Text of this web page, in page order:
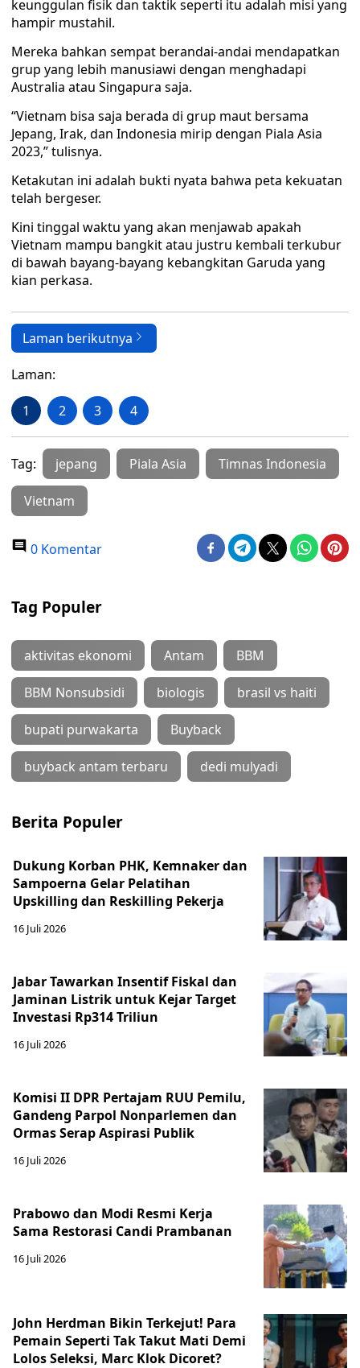
keunggulan fisik dan taktik seperti itu adalah misi yang
hampir mustahil.
Mereka bahkan sempat berandai-andai mendapatkan
grup yang lebih manusiawi dengan menghadapi
Australia atau Singapura saja.
“Vietnam bisa saja berada di grup maut bersama
Jepang, Irak, dan Indonesia mirip dengan Piala Asia
2023,” tulisnya.
Ketakutan ini adalah bukti nyata bahwa peta kekuatan
telah bergeser.
Kini tinggal waktu yang akan menjawab apakah
Vietnam mampu bangkit atau justru kembali terkubur
di bawah bayang-bayang kebangkitan Garuda yang
kian perkasa.
Laman berikutnya
Laman:
1 2 3 4
Tag: jepang Piala Asia Timnas Indonesia
Vietnam
0 Komentar
Tag Populer
aktivitas ekonomi Antam BBM
BBM Nonsubsidi biologis brasil vs haiti
bupati purwakarta Buyback
buyback antam terbaru dedi mulyadi
Berita Populer
Dukung Korban PHK, Kemnaker dan
Sampoerna Gelar Pelatihan
Upskilling dan Reskilling Pekerja
16 Juli 2026
Jabar Tawarkan Insentif Fiskal dan
Jaminan Listrik untuk Kejar Target
Investasi Rp314 Triliun
16 Juli 2026
Komisi II DPR Pertajam RUU Pemilu,
Gandeng Parpol Nonparlemen dan
Ormas Serap Aspirasi Publik
16 Juli 2026
Prabowo dan Modi Resmi Kerja
Sama Restorasi Candi Prambanan
16 Juli 2026
John Herdman Bikin Terkejut! Para
Pemain Seperti Tak Takut Mati Demi
Lolos Seleksi, Marc Klok Dicoret?